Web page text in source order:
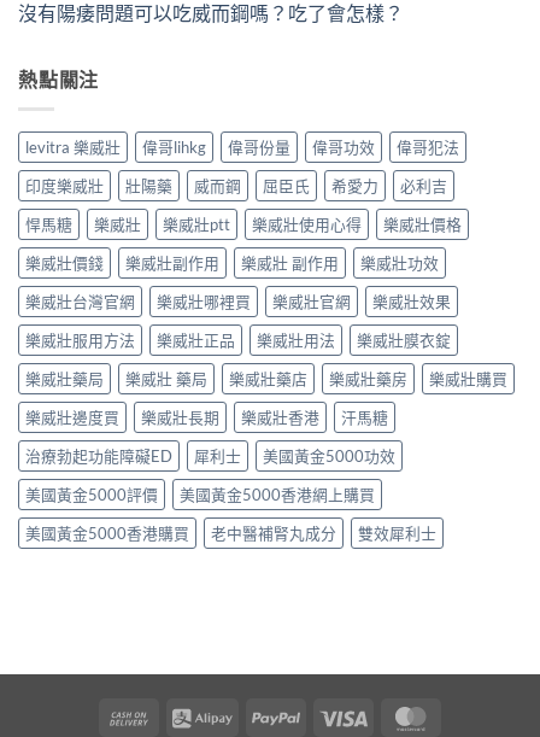
沒有陽痿問題可以吃威而鋼嗎？吃了會怎樣？
熱點關注
levitra 樂威壯 偉哥lihkg 偉哥份量 偉哥功效
偉哥犯法
印度樂威壯
壯陽藥 威而鋼 屈臣氏 希愛力
必利吉
悍馬糖
樂威壯 樂威壯ptt 樂威壯使用心得
樂威壯價格
樂威壯價錢
樂威壯副作用 樂威壯 副作用
樂威壯功效
樂威壯台灣官網
樂威壯哪裡買 樂威壯官網
樂威壯效果
樂威壯服用方法
樂威壯正品 樂威壯用法
樂威壯膜衣錠
樂威壯藥局
樂威壯 藥局 樂威壯藥店 樂威壯藥房
樂威壯購買
樂威壯邊度買
樂威壯長期 樂威壯香港
汗馬糖
治療勃起功能障礙ED
犀利士
美國黃金5000功效
美國黃金5000評價
美國黃金5000香港網上購買
美國黃金5000香港購買
老中醫補腎丸成分 雙效犀利士
Cash
Alipay PayPal Visa